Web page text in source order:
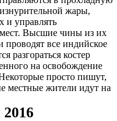
жары,
и управлять
мест. Высшие чины из их
все индийское
разгораться костер
на освобождение
просто пишут,
местные жители идут на